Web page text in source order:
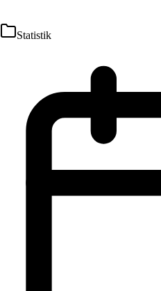
Statistik